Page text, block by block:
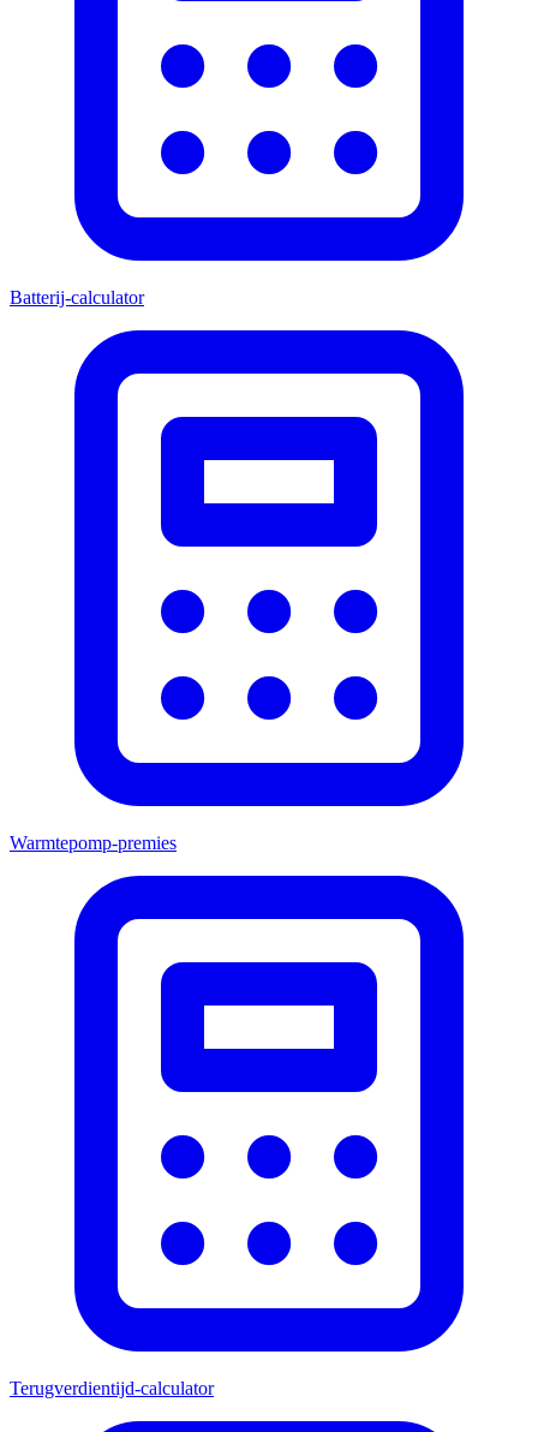
Batterij-calculator
Warmtepomp-premies
Terugverdientijd-calculator